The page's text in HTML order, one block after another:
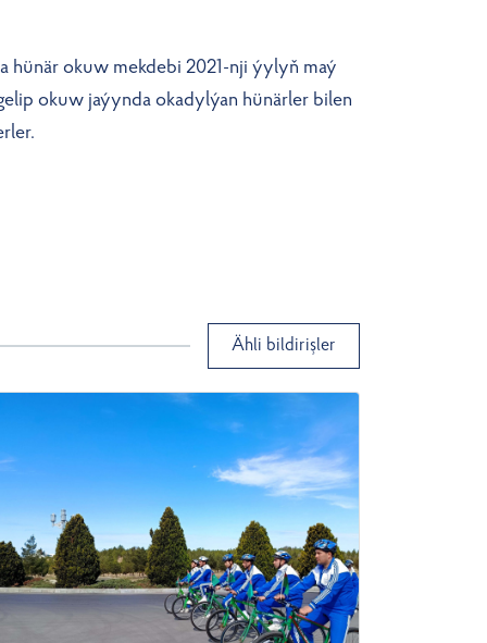
okuw mekdebi 2021-nji ýylyň maý
okuw jaýynda okadylýan hünärler bilen
Ähli bildirişler